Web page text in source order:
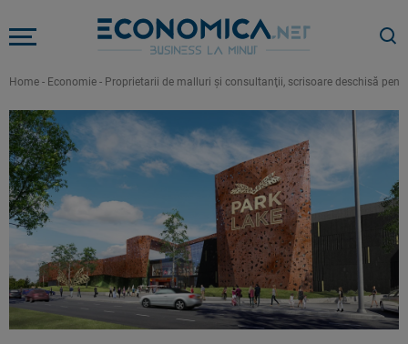
Home - Economie - Proprietarii de malluri şi consultanţii, scrisoare deschisă